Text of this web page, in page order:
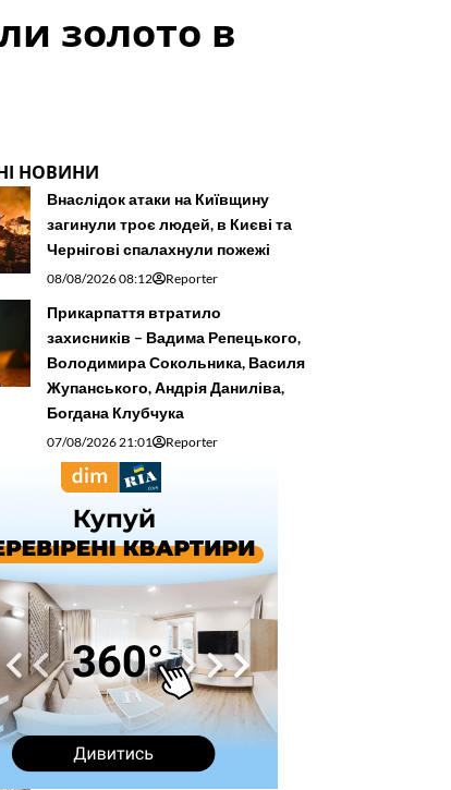
золото в
НОВИНИ
Внаслідок атаки на Київщину
загинули троє людей, в Києві та
Чернігові спалахнули пожежі
08/08/2026 08:12 Reporter
Прикарпаття втратило
захисників – Вадима Репецького,
Володимира Сокольника, Василя
Жупанського, Андрія Даниліва,
Богдана Клубчука
07/08/2026 21:01 Reporter